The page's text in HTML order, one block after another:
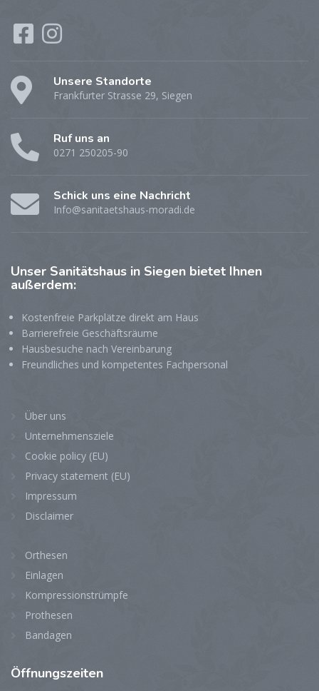
Unsere Standorte
Frankfurter Strasse 29, Siegen
Ruf uns an
0271 250205-90
Schick uns eine Nachricht
Info@sanitaetshaus-moradi.de
Unser Sanitätshaus in Siegen bietet Ihnen
außerdem:
Kostenfreie Parkplätze direkt am Haus
Barrierefreie Geschäftsräume
Hausbesuche nach Vereinbarung
Freundliches und kompetentes Fachpersonal
Über uns
Unternehmensziele
Cookie policy (EU)
Privacy statement (EU)
Impressum
Disclaimer
Orthesen
Einlagen
Kompressionstrümpfe
Prothesen
Bandagen
Öffnungszeiten